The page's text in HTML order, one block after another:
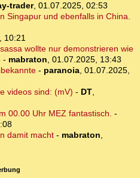
trader, 01.07.2025, 02:53
Singapur und ebenfalls in China.
10:21
wollte nur demonstrieren wie
- mabraton, 01.07.2025, 13:43
- paranoia, 01.07.2025,
videos sind: (mV) - DT,
00.00 Uhr MEZ fantastisch. -
damit macht- mabraton,